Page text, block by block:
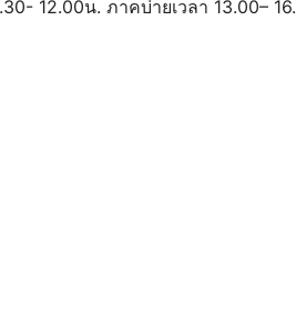
12.00น. ภาคบ่ายเวลา 13.00–